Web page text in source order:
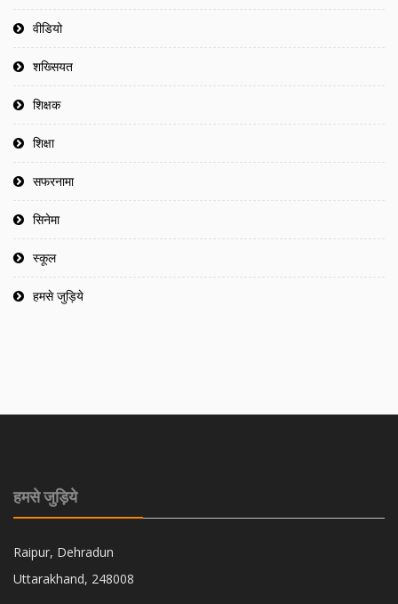
वीडियो
शख्सियत
शिक्षक
शिक्षा
सफरनामा
सिनेमा
स्कूल
हमसे जुड़िये
हमसे जुड़िये
Raipur, Dehradun
Uttarakhand, 248008